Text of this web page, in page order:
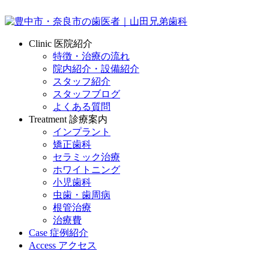
Clinic 医院紹介
特徴・治療の流れ
院内紹介・設備紹介
スタッフ紹介
スタッフブログ
よくある質問
Treatment 診療案内
インプラント
矯正歯科
セラミック治療
ホワイトニング
小児歯科
虫歯・歯周病
根管治療
治療費
Case 症例紹介
Access アクセス